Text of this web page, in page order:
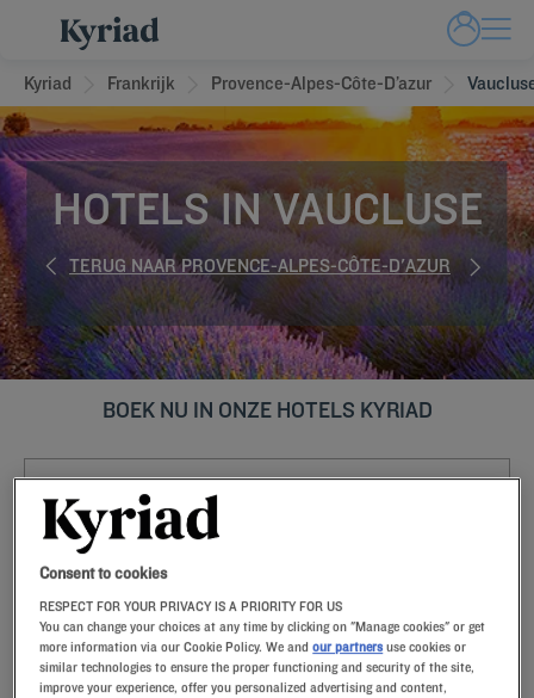
Kyriad Frankrijk Provence-Alpes-Côte-D’azur
HOTELS IN VAUCLUSE
TERUG NAAR PROVENCE-ALPES-CÔTE-D'AZUR
BOEK NU IN ONZE HOTELS KYRIAD
Navigate forward to interact with the calendar and select a date. Press
Navigate backward to interact with
Consent to cookies
RESPECT FOR YOUR PRIVACY IS A PRIORITY FOR US
You can change your choices at any time by clicking on "Manage cookies" or get
more information via our Cookie Policy. We andour partners use cookies or
similar technologies to ensure the proper functioning and security of the site,
improve your experience, offer you personalized advertising and content,